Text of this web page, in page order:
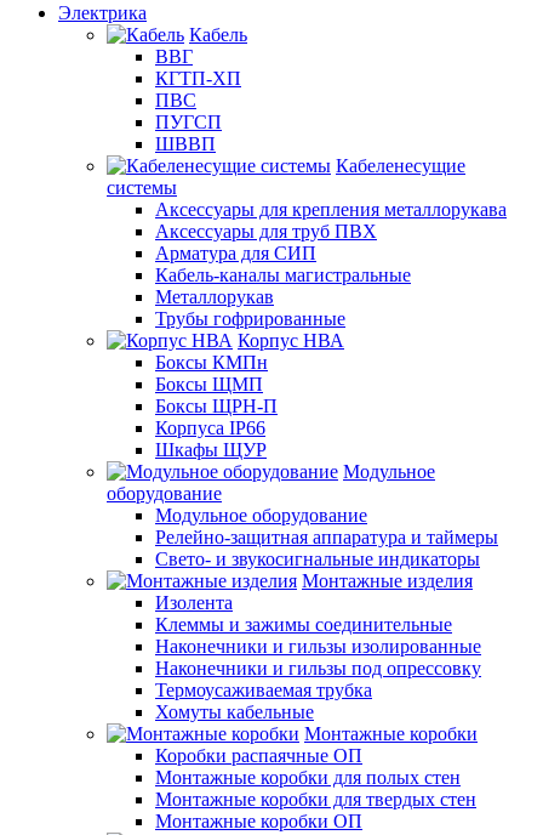
Электрика
Кабель
ВВГ
КГТП-ХП
ПВС
ПУГСП
ШВВП
Кабеленесущие
системы
Аксессуары для крепления металлорукава
Аксессуары для труб ПВХ
Арматура для СИП
Кабель-каналы магистральные
Металлорукав
Трубы гофрированные
Корпус НВА
Боксы КМПн
Боксы ЩМП
Боксы ЩРН-П
Корпуса IP66
Шкафы ЩУР
Модульное
оборудование
Модульное оборудование
Релейно-защитная аппаратура и таймеры
Свето- и звукосигнальные индикаторы
Монтажные изделия
Изолента
Клеммы и зажимы соединительные
Наконечники и гильзы изолированные
Наконечники и гильзы под опрессовку
Термоусаживаемая трубка
Хомуты кабельные
Монтажные коробки
Коробки распаячные ОП
Монтажные коробки для полых стен
Монтажные коробки для твердых стен
Монтажные коробки ОП